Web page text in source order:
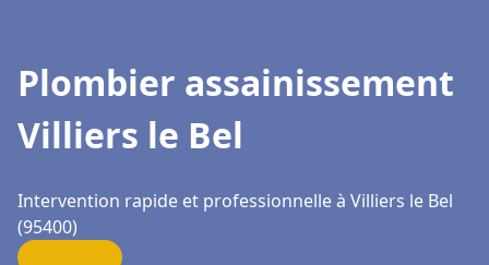
Plombier assainissement
Villiers le Bel
Intervention rapide et professionnelle à Villiers le Bel
(95400)